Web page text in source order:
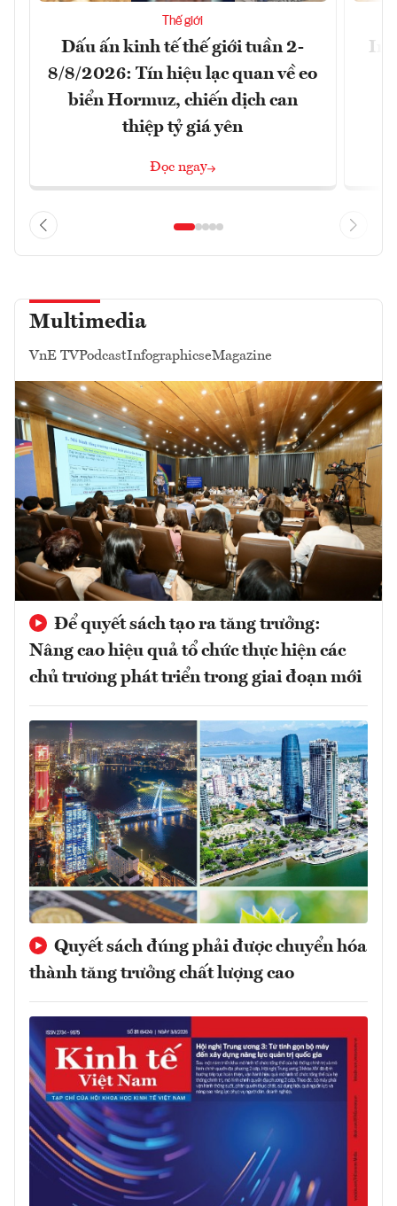
Thế giới
Dấu ấn kinh tế thế giới tuần 2-
8/8/2026: Tín hiệu lạc quan về eo
biển Hormuz, chiến dịch can
thiệp tỷ giá yên
Đọc ngay
Multimedia
VnE TVPodcastInfographicseMagazine
Để quyết sách tạo ra tăng trưởng:
Nâng cao hiệu quả tổ chức thực hiện các
chủ trương phát triển trong giai đoạn mới
Quyết sách đúng phải được chuyển hóa
thành tăng trưởng chất lượng cao